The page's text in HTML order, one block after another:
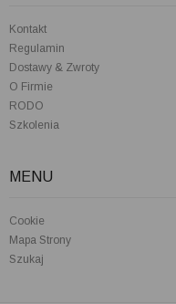
Kontakt
Regulamin
Dostawy & Zwroty
O Firmie
RODO
Szkolenia
MENU
Cookie
Mapa Strony
Szukaj